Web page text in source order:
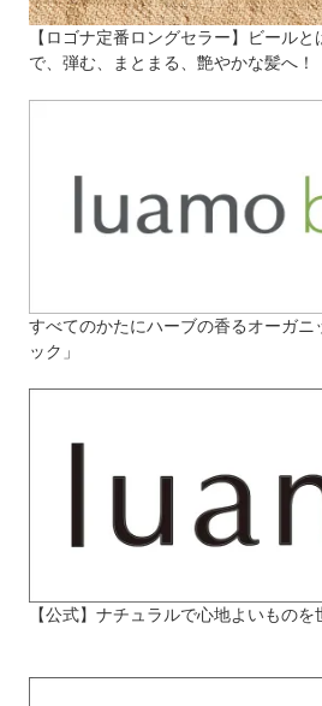
【ロゴナ定番ロングセラー】ビール
で、弾む、まとまる、艶やかな髪へ！
すべてのかたにハーブの香るオーガニ
ック」
【公式】ナチュラルで心地よいものを